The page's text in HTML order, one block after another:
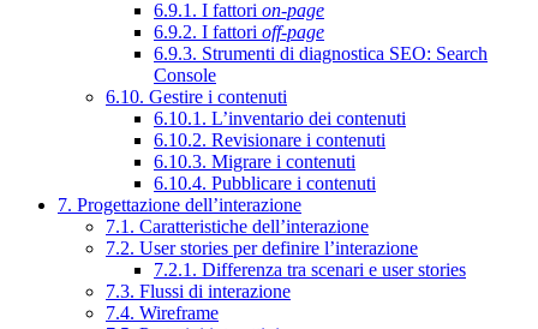
6.9.1. I fattori on-page
6.9.2. I fattori off-page
6.9.3. Strumenti di diagnostica SEO: Search
Console
6.10. Gestire i contenuti
6.10.1. L’inventario dei contenuti
6.10.2. Revisionare i contenuti
6.10.3. Migrare i contenuti
6.10.4. Pubblicare i contenuti
7. Progettazione dell’interazione
7.1. Caratteristiche dell’interazione
7.2. User stories per definire l’interazione
7.2.1. Differenza tra scenari e user stories
7.3. Flussi di interazione
7.4. Wireframe